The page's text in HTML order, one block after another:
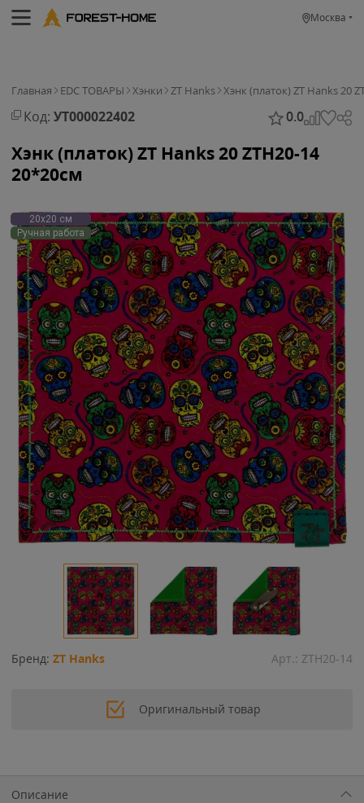
Москва
Главная EDC ТОВАРЫ Хэнки ZT Hanks Хэнк (платок) ZT Hanks 20
Код: УТ000022402 0.0
Хэнк (платок) ZT Hanks 20 ZTH20-14
20*20см
20х20 см
Ручная работа
Бренд: ZT Hanks Арт.: ZTH20-14
Оригинальный товар
Описание